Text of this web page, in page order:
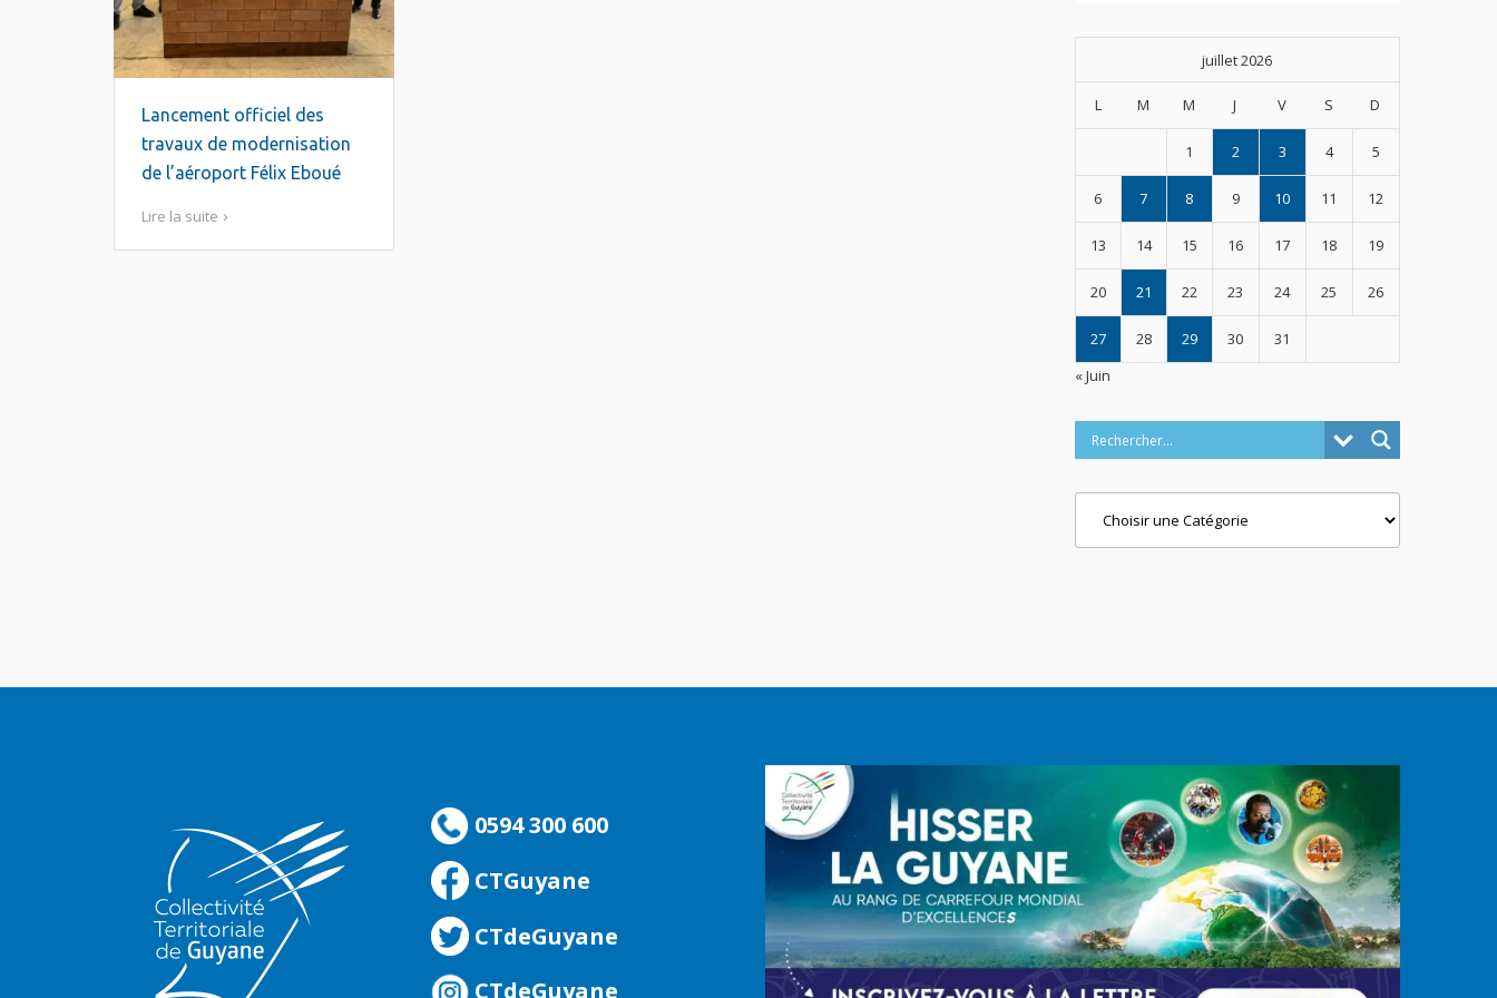
Lancement officiel des
travaux de modernisation
de l’aéroport Félix Eboué
Lire la suite
juillet 2026
L M M J V S D
1 2 3 4 5
6 7 8 9 10 11 12
13 14 15 16 17 18 19
20 21 22 23 24 25 26
27 28 29 30
31
« Juin
0594 300 600
CTGuyane
CTdeGuyane
CTdeGuyane